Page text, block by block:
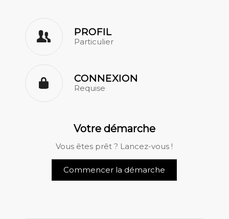
PROFIL
Particulier
CONNEXION
Requise
Votre démarche
Vous êtes prêt ? Lancez-vous !
Commencer la démarche